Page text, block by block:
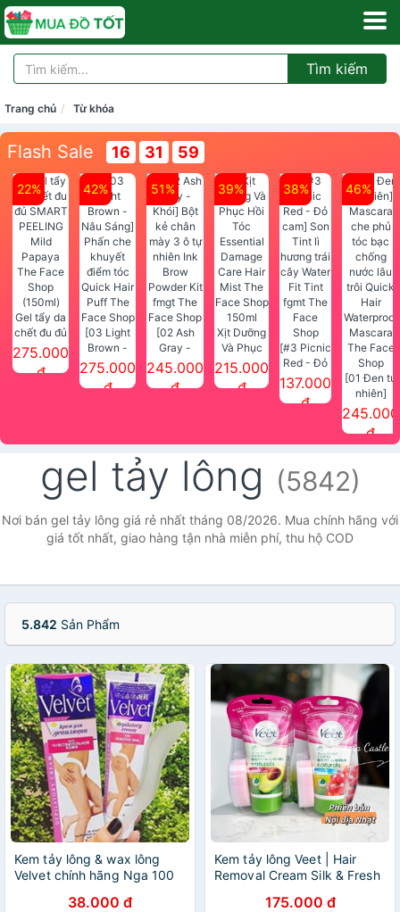
Tìm kiếm
Trang chủ Từ khóa
Flash Sale 16 31 57
22%
Gel tẩy da
chết đu đủ
SMART
PEELING
275.000
đ
42%
[03 Light
Brown -
Nâu Sáng]
Phấn che
275.000
đ
51%
[02 Ash
Gray -
Khói] Bột
kẻ chân
Face Shop
245.000
đ
39%
Xịt Dưỡng
Và Phục
Hồi Tóc
Essential
215.000
đ
38%
[#3 Picnic
Red - Đỏ
cam] Son
Face
Shop
137.000
đ
46%
[01 Đen tự
nhiên]
Mascara
che phủ
nước lâu
trôi Quick
Waterproof
Mascara
The Face
245.000
đ
gel tảy lông (5842)
Nơi bán gel tảy lông giá rẻ nhất tháng 08/2026. Mua chính hãng với
giá tốt nhất, giao hàng tận nhà miễn phí, thu hộ COD
5.842 Sản Phẩm
Kem tảy lông & wax lông
Velvet chính hãng Nga 100
38.000 đ
Kem tảy lông Veet | Hair
Removal Cream Silk & Fresh
175.000 đ